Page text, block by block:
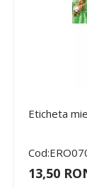
Eticheta
13,50